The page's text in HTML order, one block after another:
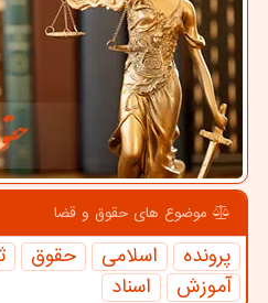
موضوع های حقوق و قضا
پرونده اسلامی حقوق
آموزش
اسناد